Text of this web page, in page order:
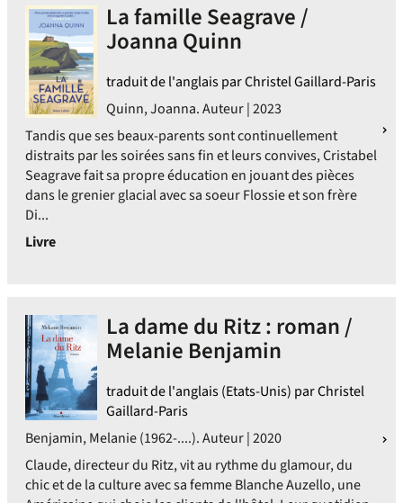
La famille Seagrave /
Joanna Quinn
traduit de l'anglais par Christel Gaillard-Paris
Quinn, Joanna. Auteur | 2023
Tandis que ses beaux-parents sont continuellement
distraits par les soirées sans fin et leurs convives, Cristabel
Seagrave fait sa propre éducation en jouant des pièces
dans le grenier glacial avec sa soeur Flossie et son frère
Di...
Livre
La dame du Ritz : roman /
Melanie Benjamin
traduit de l'anglais (Etats-Unis) par Christel
Gaillard-Paris
Benjamin, Melanie (1962-....). Auteur | 2020
Claude, directeur du Ritz, vit au rythme du glamour, du
chic et de la culture avec sa femme Blanche Auzello, une